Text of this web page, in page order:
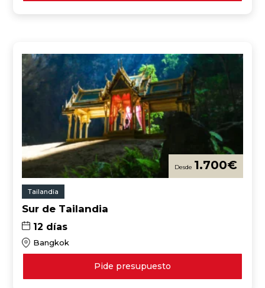
1.700€
Tailandia
Sur de Tailandia
12 días
Bangkok
Pide presupuesto